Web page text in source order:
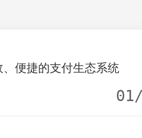
便捷的支付生态系统